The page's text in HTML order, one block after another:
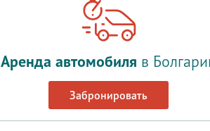
Аренда автомобиля в
Забронировать